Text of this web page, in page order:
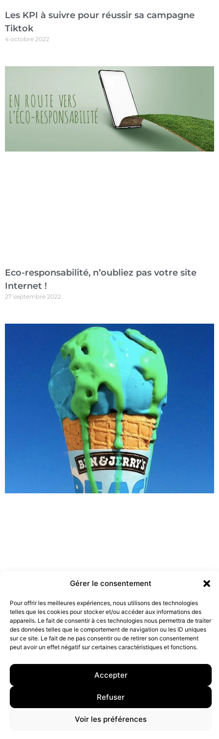
Gérer le consentement
Pour offrir les meilleures expériences, nous utilisons des technologies
telles que les cookies pour stocker et/ou accéder aux informations des
appareils. Le fait de consentir à ces technologies nous permettra de traiter
des données telles que le comportement de navigation ou les ID uniques
sur ce site. Le fait de ne pas consentir ou de retirer son consentement
peut avoir un effet négatif sur certaines caractéristiques et fonctions.
Accepter
Refuser
Voir les préférences
Les KPI à suivre pour réussir sa campagne
Tiktok
4 octobre 2022
Eco-responsabilité, n’oubliez pas votre site
Internet !
27 septembre 2022
Les marques doivent-elles être engagées ?
19 juillet 2022
Données Personnelles